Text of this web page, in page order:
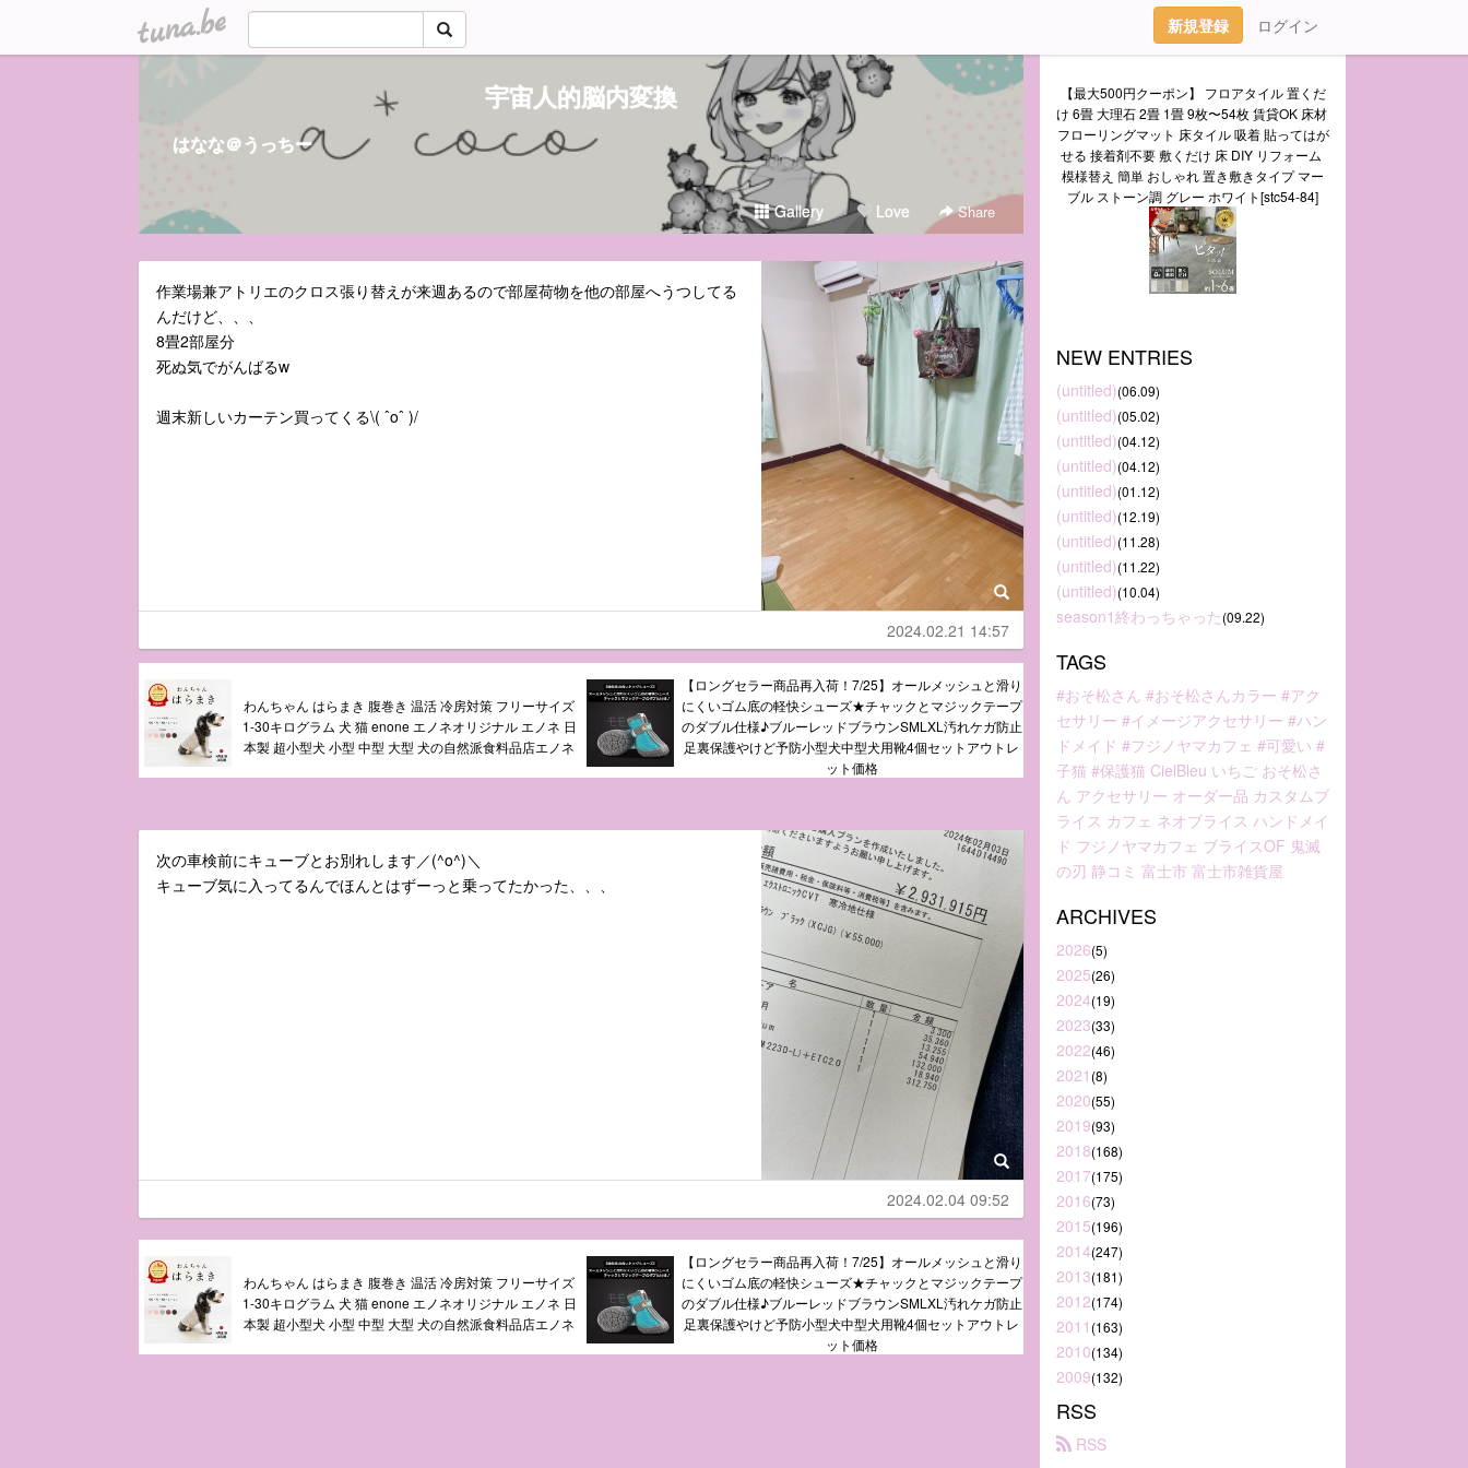
tuna.be 新規登録 ログイン
宇宙人的脳内変換
はなな＠うっちー
Gallery Love Share
作業場兼アトリエのクロス張り替えが来週あるので部屋荷物を他の部屋へうつしてる
んだけど、、、
8畳2部屋分
死ぬ気でがんばるw
週末新しいカーテン買ってくる\( ˆoˆ )/
2024.02.21 14:57
わんちゃん はらまき 腹巻き 温活 冷房対策 フリーサイズ
1-30キログラム 犬 猫 enone エノネオリジナル エノネ 日
本製 超小型犬 小型 中型 大型 犬の自然派食料品店エノネ
【ロングセラー商品再入荷！7/25】オールメッシュと滑り
にくいゴム底の軽快シューズ★チャックとマジックテープ
のダブル仕様♪ブルーレッドブラウンSMLXL汚れケガ防止
足裏保護やけど予防小型犬中型犬用靴4個セットアウトレ
ット価格
次の車検前にキューブとお別れします／(^o^)＼
キューブ気に入ってるんでほんとはずーっと乗ってたかった、、、
2024.02.04 09:52
わんちゃん はらまき 腹巻き 温活 冷房対策 フリーサイズ
1-30キログラム 犬 猫 enone エノネオリジナル エノネ 日
本製 超小型犬 小型 中型 大型 犬の自然派食料品店エノネ
【ロングセラー商品再入荷！7/25】オールメッシュと滑り
にくいゴム底の軽快シューズ★チャックとマジックテープ
のダブル仕様♪ブルーレッドブラウンSMLXL汚れケガ防止
足裏保護やけど予防小型犬中型犬用靴4個セットアウトレ
ット価格
【最大500円クーポン】 フロアタイル 置くだ
け 6畳 大理石 2畳 1畳 9枚〜54枚 賃貸OK 床材
フローリングマット 床タイル 吸着 貼ってはが
せる 接着剤不要 敷くだけ 床 DIY リフォーム
模様替え 簡単 おしゃれ 置き敷きタイプ マー
ブル ストーン調 グレー ホワイト[stc54-84]
NEW ENTRIES
(untitled)(06.09)
(untitled)(05.02)
(untitled)(04.12)
(untitled)(04.12)
(untitled)(01.12)
(untitled)(12.19)
(untitled)(11.28)
(untitled)(11.22)
(untitled)(10.04)
season1終わっちゃった(09.22)
TAGS
#おそ松さん #おそ松さんカラー #アク
セサリー #イメージアクセサリー #ハン
ドメイド #フジノヤマカフェ #可愛い #
子猫 #保護猫 CielBleu いちご おそ松さ
ん アクセサリー オーダー品 カスタムブ
ライス カフェ ネオブライス ハンドメイ
ド フジノヤマカフェ ブライスOF 鬼滅
の刃 静コミ 富士市 富士市雑貨屋
ARCHIVES
2026(5)
2025(26)
2024(19)
2023(33)
2022(46)
2021(8)
2020(55)
2019(93)
2018(168)
2017(175)
2016(73)
2015(196)
2014(247)
2013(181)
2012(174)
2011(163)
2010(134)
2009(132)
RSS
RSS